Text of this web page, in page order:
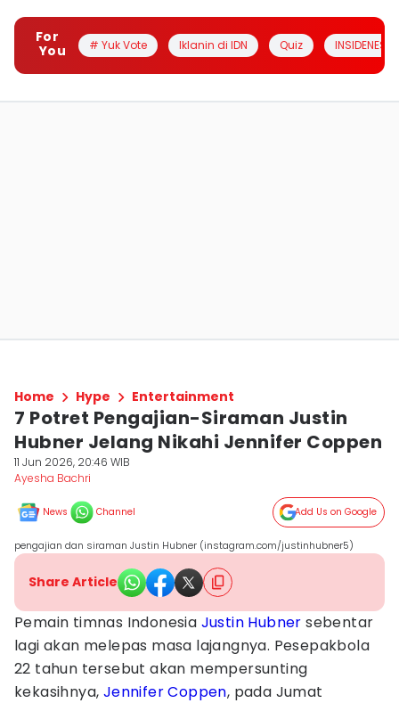
For
You
# Yuk Vote Iklanin di IDN Quiz INSIDENESIA
Home Hype Entertainment
7 Potret Pengajian-Siraman Justin
Hubner Jelang Nikahi Jennifer Coppen
11 Jun 2026, 20:46 WIB
Ayesha Bachri
News Channel Add Us on Google
pengajian dan siraman Justin Hubner (instagram.com/justinhubner5)
Share Article
Pemain timnas Indonesia Justin Hubner sebentar
lagi akan melepas masa lajangnya. Pesepakbola
22 tahun tersebut akan mempersunting
kekasihnya, Jennifer Coppen, pada Jumat